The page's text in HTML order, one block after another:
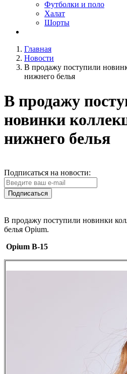
Футболки и поло
Халат
Шорты
Главная
Новости
В продажу поступили
нижнего белья
В продажу
новинки
нижнего белья
Подписаться на новости:
Подписаться
В продажу поступили новинки
белья Opium.
Opium B-15